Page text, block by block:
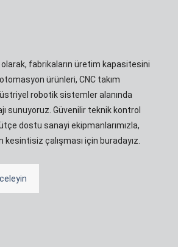
fabrikaların üretim kapasitesini
ürünleri, CNC takım
robotik sistemler alanında
sunuyoruz. Güvenilir teknik kontrol
dostu sanayi ekipmanlarımızla,
kesintisiz çalışması için buradayız.